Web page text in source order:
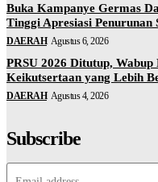
Buka Kampanye Germas
Tinggi Apresiasi Penurunan
DAERAH Agustus 6, 2026
PRSU 2026 Ditutup,
Keikutsertaan yang Lebih
DAERAH Agustus 4, 2026
Subscribe